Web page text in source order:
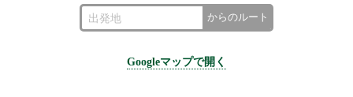
からのルート
Googleマップで開く